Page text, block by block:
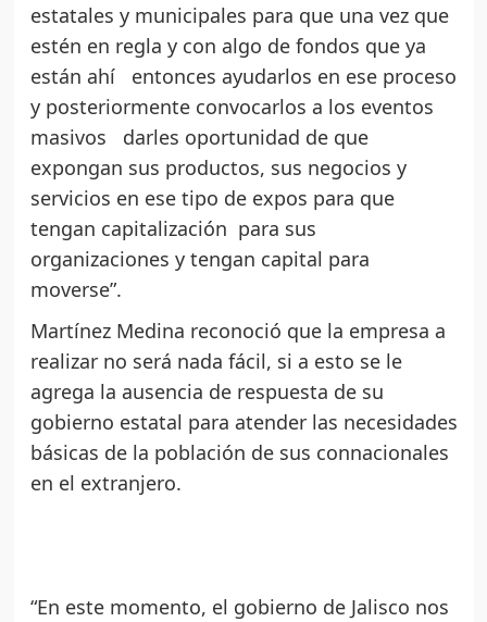
estatales y municipales para que una vez que
estén en regla y con algo de fondos que ya
están ahí entonces ayudarlos en ese proceso
y posteriormente convocarlos a los eventos
masivos darles oportunidad de que
expongan sus productos, sus negocios y
servicios en ese tipo de expos para que
tengan capitalización para sus
organizaciones y tengan capital para
moverse”.
Martínez Medina reconoció que la empresa a
realizar no será nada fácil, si a esto se le
agrega la ausencia de respuesta de su
gobierno estatal para atender las necesidades
básicas de la población de sus connacionales
en el extranjero.
“En este momento, el gobierno de Jalisco nos